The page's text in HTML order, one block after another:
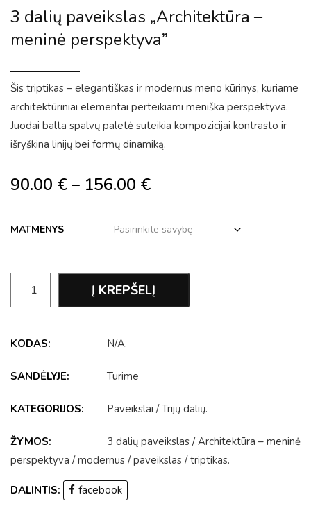
3 dalių paveikslas „Architektūra –
meninė perspektyva”
Šis triptikas – elegantiškas ir modernus meno kūrinys, kuriame
architektūriniai elementai perteikiami meniška perspektyva.
Juodai balta spalvų paletė suteikia kompozicijai kontrasto ir
išryškina linijų bei formų dinamiką.
90.00 €– 156.00 €
MATMENYS
Į KREPŠELĮ
KODAS: N/A.
SANDĖLYJE: Turime
KATEGORIJOS: Paveikslai /Trijų dalių.
ŽYMOS: 3 dalių paveikslas /Architektūra – meninė
perspektyva /modernus /paveikslas /triptikas.
DALINTIS: facebook